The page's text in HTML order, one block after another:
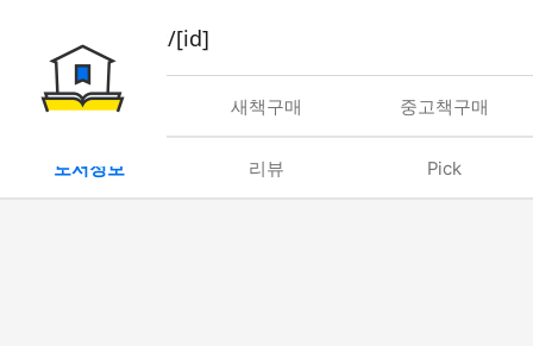
book/rent/[id]
대여 새책구매 중고책구매
도서정보 리뷰 Pick